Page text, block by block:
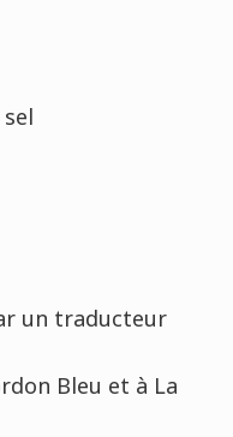
un traducteur
Bleu et à La